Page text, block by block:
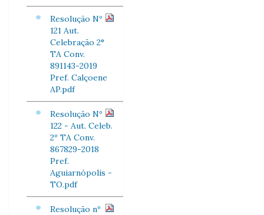
Resolução Nº
121 Aut.
Celebração 2°
TA Conv.
891143-2019
Pref. Calçoene
AP.pdf
Resolução Nº
122 - Aut. Celeb.
2º TA Conv.
867829-2018
Pref.
Aguiarnópolis -
TO.pdf
Resolução nº